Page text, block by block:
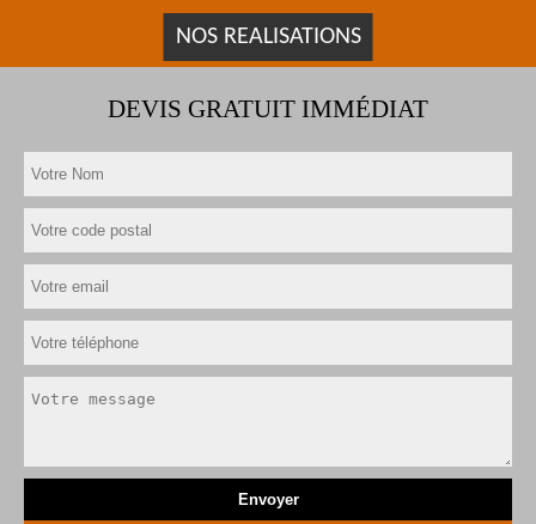
NOS REALISATIONS
DEVIS GRATUIT IMMÉDIAT